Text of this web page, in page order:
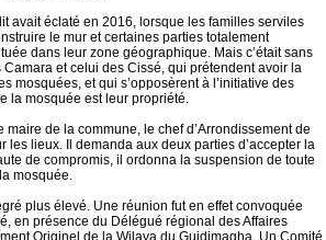
avait éclaté en 2016, lorsque les familles serviles
le mur et certaines parties totalement
dans leur zone géographique. Mais c’était sans
et celui des Cissé, qui prétendent avoir la
mosquées, et qui s’opposèrent à l’initiative des
la mosquée est leur propriété.
maire de la commune, le chef d’Arrondissement de
les lieux. Il demanda aux deux parties d’accepter la
de compromis, il ordonna la suspension de toute
mosquée.
plus élevé. Une réunion fut en effet convoquée
en présence du Délégué régional des Affaires
Originel de la Wilaya du Guidimagha. Un Comité